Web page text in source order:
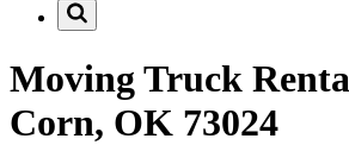
Moving Truck
Corn, OK 73024